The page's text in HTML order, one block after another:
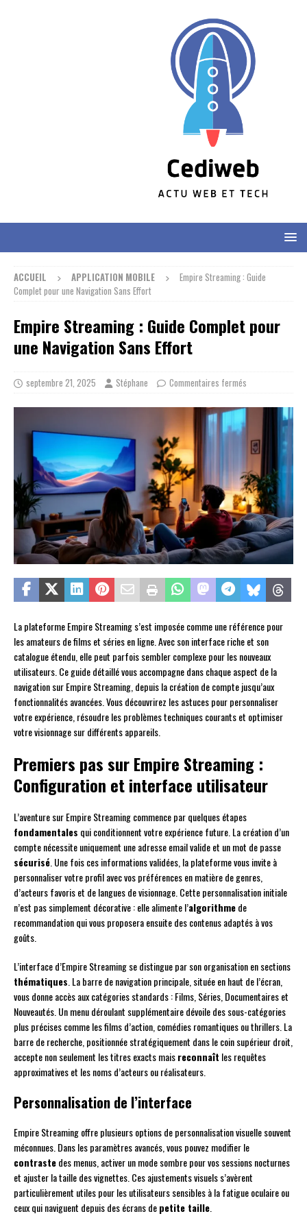
ACCUEIL APPLICATION MOBILE
Empire Streaming : Guide
Complet pour une Navigation Sans Effort
Empire Streaming : Guide Complet pour
une Navigation Sans Effort
septembre 21, 2025 Stéphane Commentaires fermés
La plateforme Empire Streaming s’est imposée comme une référence pour
les amateurs de films et séries en ligne. Avec son interface riche et son
catalogue étendu, elle peut parfois sembler complexe pour les nouveaux
utilisateurs. Ce guide détaillé vous accompagne dans chaque aspect de la
navigation sur Empire Streaming, depuis la création de compte jusqu’aux
fonctionnalités avancées. Vous découvrirez les astuces pour personnaliser
votre expérience, résoudre les problèmes techniques courants et optimiser
votre visionnage sur différents appareils.
Premiers pas sur Empire Streaming :
Configuration et interface utilisateur
L’aventure sur Empire Streaming commence par quelques étapes
fondamentales qui conditionnent votre expérience future. La création d’un
compte nécessite uniquement une adresse email valide et un mot de passe
sécurisé . Une fois ces informations validées, la plateforme vous invite à
personnaliser votre profil avec vos préférences en matière de genres,
d’acteurs favoris et de langues de visionnage. Cette personnalisation initiale
n’est pas simplement décorative : elle alimente l’algorithmede
recommandation qui vous proposera ensuite des contenus adaptés à vos
goûts.
L’interface d’Empire Streaming se distingue par son organisation en sections
thématiques . La barre de navigation principale, située en haut de l’écran,
vous donne accès aux catégories standards : Films, Séries, Documentaires et
Nouveautés. Un menu déroulant supplémentaire dévoile des sous-catégories
plus précises comme les films d’action, comédies romantiques ou thrillers. La
barre de recherche, positionnée stratégiquement dans le coin supérieur droit,
accepte non seulement les titres exacts maisreconnaît les requêtes
approximatives et les noms d’acteurs ou réalisateurs.
Personnalisation de l’interface
Empire Streaming offre plusieurs options de personnalisation visuelle souvent
méconnues. Dans les paramètres avancés, vous pouvez modifier le
contrastedes menus, activer un mode sombre pour vos sessions nocturnes
et ajuster la taille des vignettes. Ces ajustements visuels s’avèrent
particulièrement utiles pour les utilisateurs sensibles à la fatigue oculaire ou
ceux qui naviguent depuis des écrans depetite taille